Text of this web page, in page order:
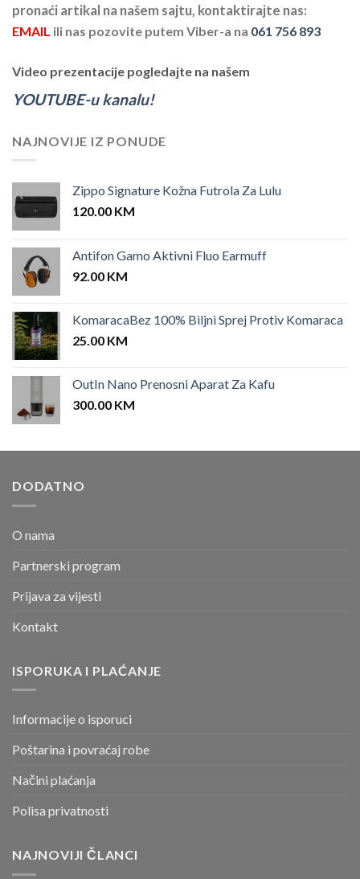
pronaći artikal na našem sajtu, kontaktirajte nas:
EMAIL ili nas pozovite putem Viber-a na 061 756 893
Video prezentacije pogledajte na našem
YOUTUBE-u kanalu!
NAJNOVIJE IZ PONUDE
Zippo Signature Kožna Futrola Za Lulu
120.00 KM
Antifon Gamo Aktivni Fluo Earmuff
92.00 KM
KomaracaBez 100% Biljni Sprej Protiv Komaraca
25.00 KM
OutIn Nano Prenosni Aparat Za Kafu
300.00 KM
DODATNO
O nama
Partnerski program
Prijava za vijesti
Kontakt
ISPORUKA I PLAĆANJE
Informacije o isporuci
Poštarina i povraćaj robe
Načini plaćanja
Polisa privatnosti
NAJNOVIJI ČLANCI